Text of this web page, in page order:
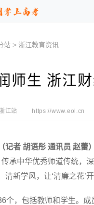
站 > 浙江教育资讯
师生 浙江
江站 https://www.eol.cn
记者 胡语彤 通讯员 赵蕾）
传承中华优秀师道传统，
新学风，让‘清廉之花’
，包括教师和学生。成